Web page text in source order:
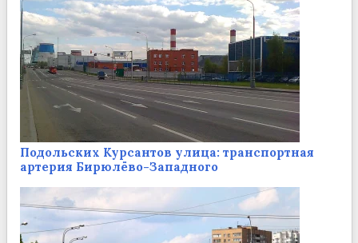
Подольских Курсантов улица: транспортная
артерия Бирюлёво-Западного